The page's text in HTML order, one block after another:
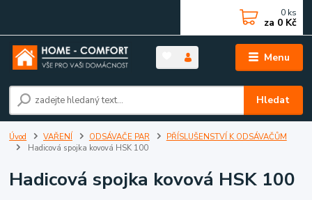
Menu
Hledat
0 ks
za 0 Kč
Úvod VAŘENÍ ODSÁVAČE PAR
PŘÍSLUŠENSTVÍ K ODSÁVAČŮM
Hadicová spojka kovová HSK 100
Hadicová spojka kovová HSK 100